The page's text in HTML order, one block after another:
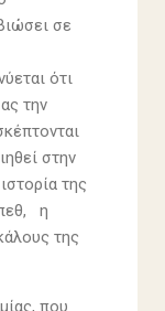
σε
ότι
την
στην
της
η
της
που